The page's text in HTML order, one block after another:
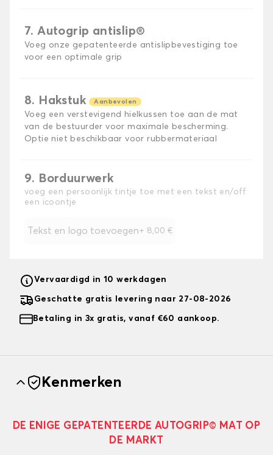
7. Autogrip antislip®
Voeg onze gepatenteerde antislipbevestiging toe
voor een optimale grip
8. Hakstuk Aanbevolen
Voeg een verstevigend hielkussen toe aan de mat
van de bestuurder voor maximale bescherming.
Optie niet beschikbaar voor rubbermateriaal
9. Borduurwerk
voeg een persoonlijk tintje toe met een tekst en/off
een icoontje
Tekst en logo toevoegen+ 8,00 €
Vervaardigd in 10 werkdagen
Geschatte gratis levering naar 27-08-2026
Betaling in 3x gratis, vanaf €60 aankoop.
Kenmerken
DE ENIGE GEPATENTEERDE AUTOGRIP© MAT OP
DE MARKT